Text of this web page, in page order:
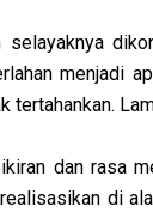
selayaknya
menjadi
tertahankan.
dan rasa
di